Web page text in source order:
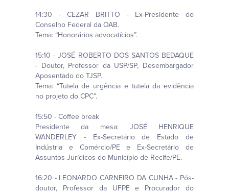
14:30 - CEZAR BRITTO - Ex-Presidente do
Conselho Federal da OAB.
Tema: “Honorários advocatícios”.
15:10 - JOSÉ ROBERTO DOS SANTOS BEDAQUE
- Doutor, Professor da USP/SP, Desembargador
Aposentado do TJSP.
Tema: “Tutela de urgência e tutela da evidência
no projeto do CPC”.
15:50 - Coffee break
Presidente da mesa: JOSÉ HENRIQUE
WANDERLEY - Ex-Secretário de Estado de
Indústria e Comércio/PE e Ex-Secretário de
Assuntos Jurídicos do Município de Recife/PE.
16:20 - LEONARDO CARNEIRO DA CUNHA - Pós-
doutor, Professor da UFPE e Procurador do